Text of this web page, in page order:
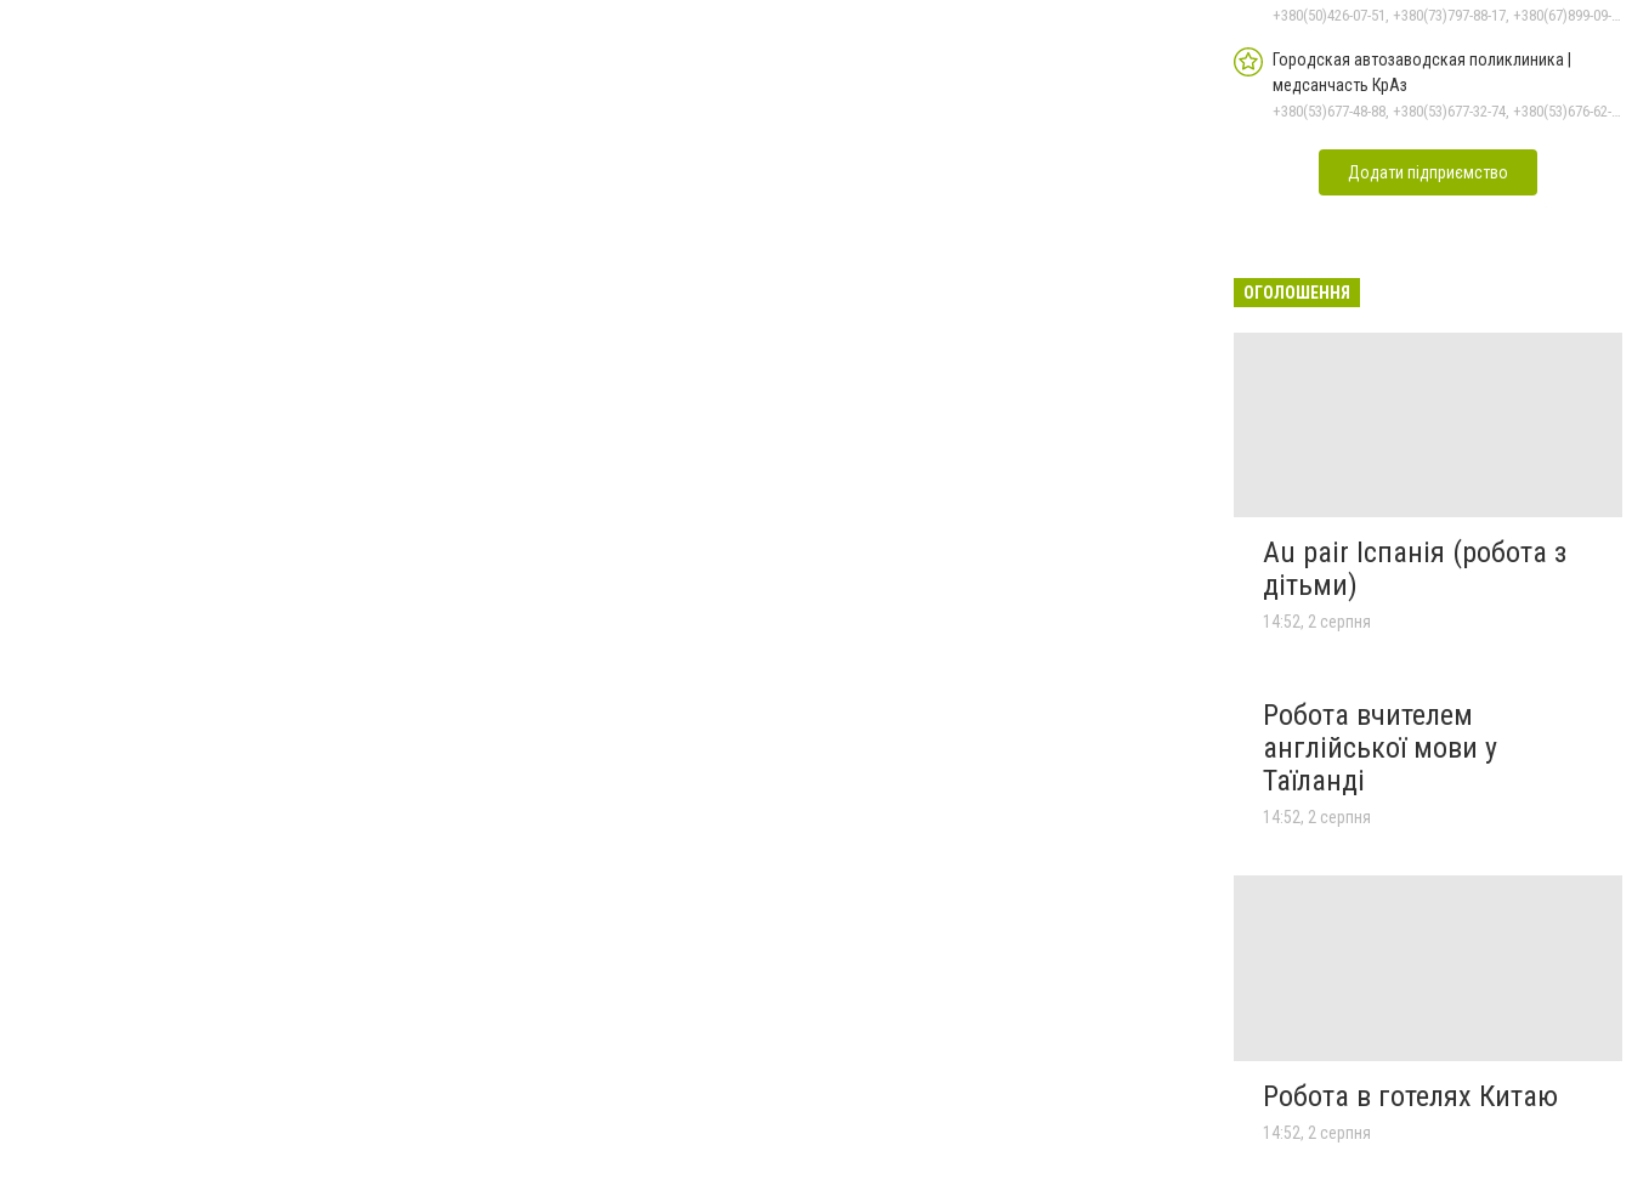
+380(50)426-07-51, +380(73)797-88-17, +380(67)899-09-16
Городская автозаводская поликлиника |
медсанчасть КрАз
+380(53)677-48-88, +380(53)677-32-74, +380(53)676-62-99, +380536766187
Додати підприємство
ОГОЛОШЕННЯ
Au pair Іспанія (робота з
дітьми)
14:52, 2 серпня
Робота вчителем
англійської мови у
Таїланді
14:52, 2 серпня
Робота в готелях Китаю
14:52, 2 серпня